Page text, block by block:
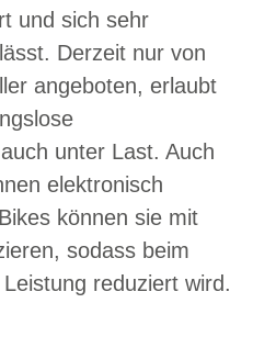
und sich sehr
Derzeit nur von
angeboten, erlaubt
unter Last. Auch
elektronisch
können sie mit
sodass beim
reduziert wird.